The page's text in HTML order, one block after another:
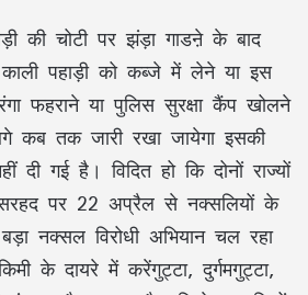
की चोटी पर झंड़ा गाडऩे के बाद
पहाड़ी को कब्जे में लेने या इस
फहराने या पुलिस सुरक्षा कैंप खोलने
कब तक जारी रखा जायेगा इसकी
दी गई है। विदित हो कि दोनों राज्यों
सरहद पर 22 अप्रैल से नक्सलियों के
नक्सल विरोधी अभियान चल रहा
के दायरे में करेंगुट्टा, दुर्गमगुट्टा,